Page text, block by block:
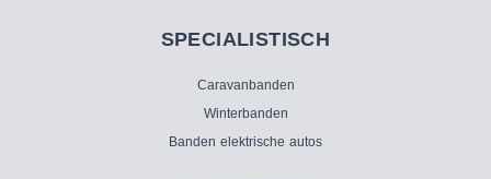
SPECIALISTISCH
Caravanbanden
Winterbanden
Banden elektrische autos